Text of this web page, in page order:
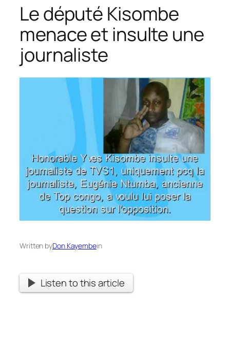
Le député Kisombe
menace et insulte une
journaliste
Written byDon Kayembein
Listen to this article